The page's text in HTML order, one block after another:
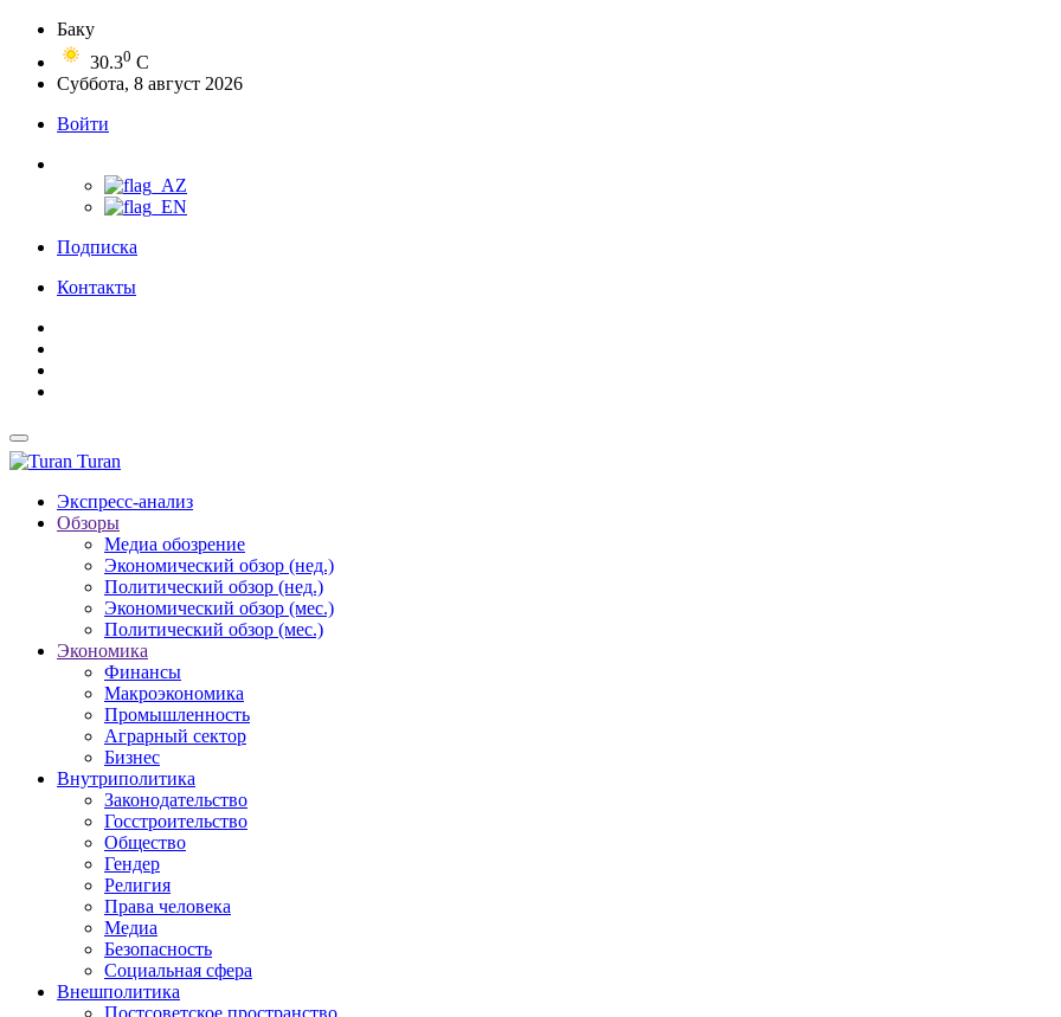
Баку
30.30 C
Суббота, 8 август 2026
Войти
Подписка
Контакты
Turan
Экспресс-анализ
Обзоры
Медиа обозрение
Экономический обзор (нед.)
Политический обзор (нед.)
Экономический обзор (мес.)
Политический обзор (мес.)
Экономика
Финансы
Макроэкономика
Промышленность
Аграрный сектор
Бизнес
Внутриполитика
Законодательство
Госстроительство
Общество
Гендер
Религия
Права человека
Медиа
Безопасность
Социальная сфера
Внешполитика
Постсоветское пространство